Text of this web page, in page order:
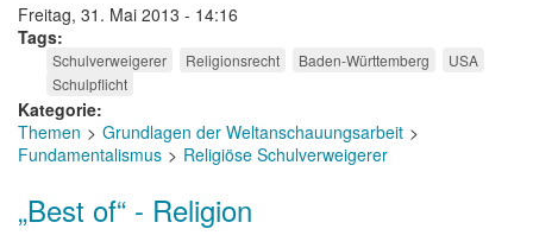
Freitag, 31. Mai 2013 - 14:16
Tags
Schulverweigerer Religionsrecht Baden-Württemberg
USA
Schulpflicht
Kategorie
Themen
Grundlagen der Weltanschauungsarbeit
Fundamentalismus
Religiöse Schulverweigerer
„Best of“ - Religion